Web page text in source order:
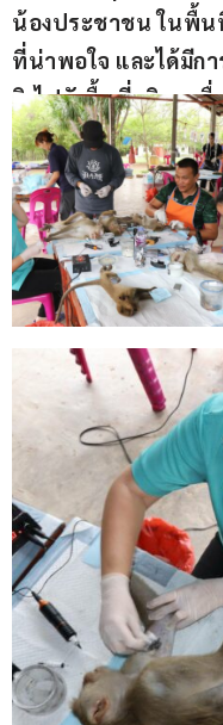
น้องประชาชน ในพื้น
ที่น่าพอใจ และได้มีก
ลิงไปยังพื้นที่บริเวณอื่